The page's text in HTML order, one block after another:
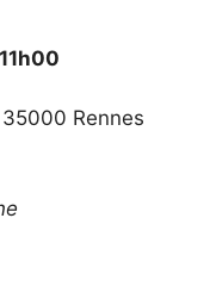
Rennes